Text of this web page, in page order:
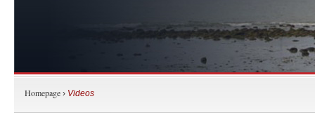
Homepage › Videos